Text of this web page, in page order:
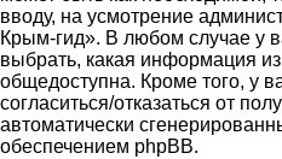
вводу, на усмотрение
Крым-гид». В любом случае у
выбрать, какая информация
общедоступна. Кроме того, у
согласиться/отказаться от
автоматически
обеспечением phpBB.